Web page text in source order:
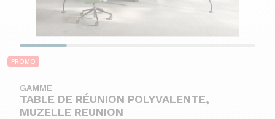
PROMO
GAMME
TABLE DE RÉUNION POLYVALENTE,
MUZELLE REUNION